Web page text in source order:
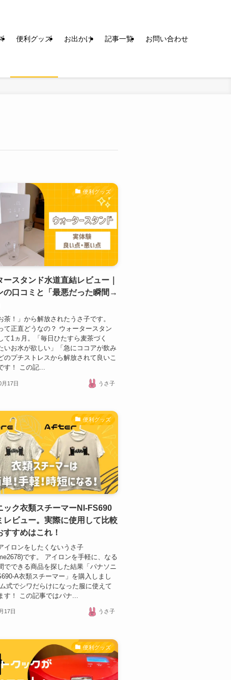
便利グッズ お出かけ 記事一覧 お問い合わせ
便利グッズ
ースタンド水道直結レビュー｜
の口コミと「最悪だった瞬間→
茶！」から解放されたうさ子です。
て正直どうなの？ ウォータースタン
て1ヵ月。「毎日ひたすら麦茶づく
いお水が欲しい」「急にココアが飲み
のプチストレスから解放されて良いこ
す！ この記...
17日 うさ子
便利グッズ
ック衣類スチーマーNI-FS690
レビュー。実際に使用して比較
すすめはこれ！
イロンをしたくないうさ子
です。 アイロンを手軽に、なる
でできる商品を探した結果「パナソニ
A衣類スチーマー」を購入しまし
式でシワだらけになった服に使えて
す！ この記事ではパナ...
17日 うさ子
便利グッズ